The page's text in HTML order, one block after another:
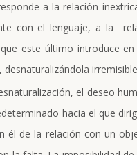
a la relación
con el lenguaje, a la
este último introduce
desnaturalizándola
el deseo
hacia el que
él de la relación con un